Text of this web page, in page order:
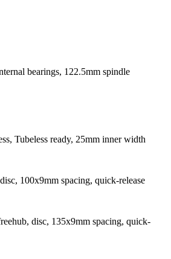
bearings, 122.5mm spindle
Tubeless ready, 25mm inner width
100x9mm spacing, quick-release
disc, 135x9mm spacing, quick-